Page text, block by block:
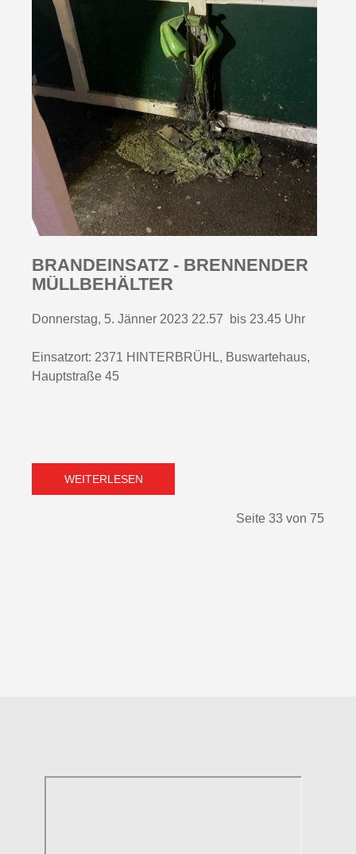
BRANDEINSATZ - BRENNENDER
MÜLLBEHÄLTER
Donnerstag, 5. Jänner 2023 22.57 bis 23.45 Uhr
Einsatzort: 2371 HINTERBRÜHL, Buswartehaus,
Hauptstraße 45
WEITERLESEN
Seite 33 von 75